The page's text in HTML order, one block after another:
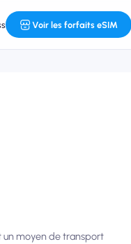
Voir les forfaits eSIM
un moyen de transport